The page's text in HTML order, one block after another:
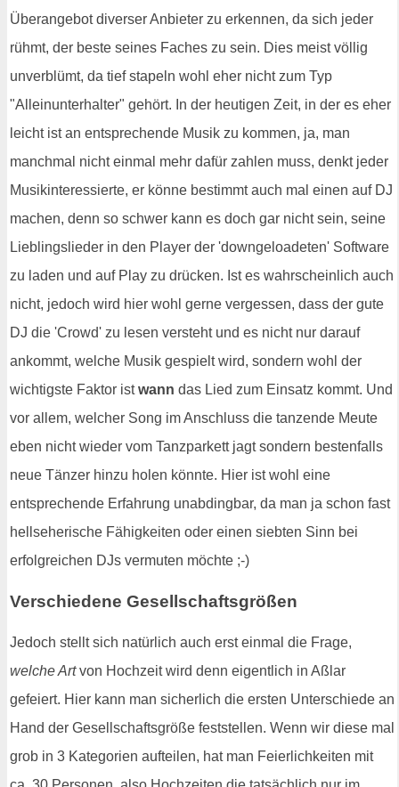
Überangebot diverser Anbieter zu erkennen, da sich jeder
rühmt, der beste seines Faches zu sein. Dies meist völlig
unverblümt, da tief stapeln wohl eher nicht zum Typ
"Alleinunterhalter" gehört. In der heutigen Zeit, in der es eher
leicht ist an entsprechende Musik zu kommen, ja, man
manchmal nicht einmal mehr dafür zahlen muss, denkt jeder
Musikinteressierte, er könne bestimmt auch mal einen auf DJ
machen, denn so schwer kann es doch gar nicht sein, seine
Lieblingslieder in den Player der 'downgeloadeten' Software
zu laden und auf Play zu drücken. Ist es wahrscheinlich auch
nicht, jedoch wird hier wohl gerne vergessen, dass der gute
DJ die 'Crowd' zu lesen versteht und es nicht nur darauf
ankommt, welche Musik gespielt wird, sondern wohl der
wichtigste Faktor istwann das Lied zum Einsatz kommt. Und
vor allem, welcher Song im Anschluss die tanzende Meute
eben nicht wieder vom Tanzparkett jagt sondern bestenfalls
neue Tänzer hinzu holen könnte. Hier ist wohl eine
entsprechende Erfahrung unabdingbar, da man ja schon fast
hellseherische Fähigkeiten oder einen siebten Sinn bei
erfolgreichen DJs vermuten möchte ;-)
Verschiedene Gesellschaftsgrößen
Jedoch stellt sich natürlich auch erst einmal die Frage,
welche Artvon Hochzeit wird denn eigentlich in Aßlar
gefeiert. Hier kann man sicherlich die ersten Unterschiede an
Hand der Gesellschaftsgröße feststellen. Wenn wir diese mal
grob in 3 Kategorien aufteilen, hat man Feierlichkeiten mit